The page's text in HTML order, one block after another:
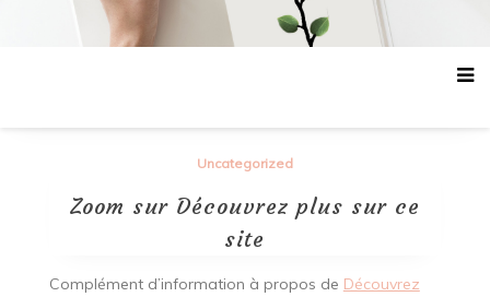
Uncategorized
Zoom sur Découvrez plus sur ce
site
Complément d’information à propos de Découvrez